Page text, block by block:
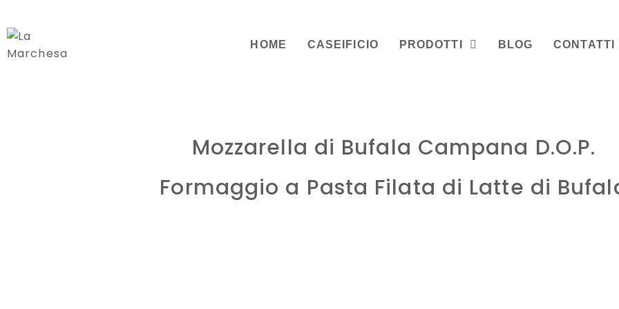
HOME CASEIFICIO PRODOTTI BLOG CONTATTI
Mozzarella di Bufala Campana D.O.P.
Formaggio a Pasta Filata di Latte di